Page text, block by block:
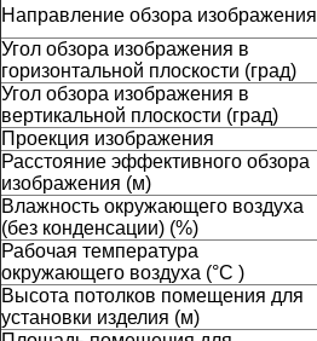
Направление обзора изображения
Угол обзора изображения в
горизонтальной плоскости (град)
Угол обзора изображения в
вертикальной плоскости (град)
Проекция изображения
Расстояние эффективного обзора
изображения (м)
Влажность окружающего воздуха
(без конденсации) (%)
Рабочая температура
окружающего воздуха (°C )
Высота потолков помещения для
установки изделия (м)